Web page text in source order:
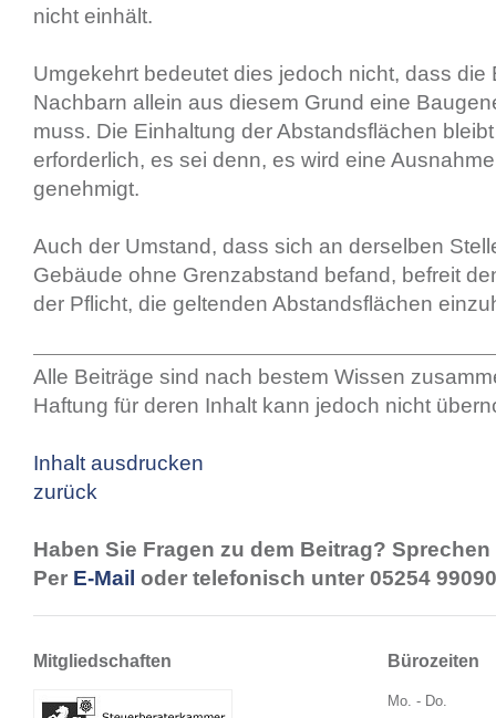
nicht einhält.
Umgekehrt bedeutet dies jedoch nicht, dass die
Nachbarn allein aus diesem Grund eine
muss. Die Einhaltung der Abstandsflächen
erforderlich, es sei denn, es wird eine
genehmigt.
Auch der Umstand, dass sich an derselben
Gebäude ohne Grenzabstand befand, befreit
der Pflicht, die geltenden Abstandsflächen
Alle Beiträge sind nach bestem Wissen
Haftung für deren Inhalt kann jedoch nicht
Inhalt ausdrucken
zurück
Haben Sie Fragen zu dem Beitrag?
Per E-Mail oder telefonisch unter 05254
Mitgliedschaften Bürozeiten
Mo. - Do.